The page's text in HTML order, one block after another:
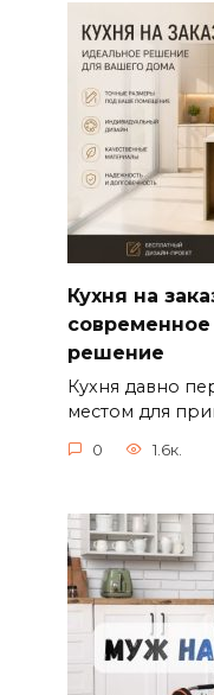
Кухня на
решение
Кухня давно
местом для
0 1.6к.